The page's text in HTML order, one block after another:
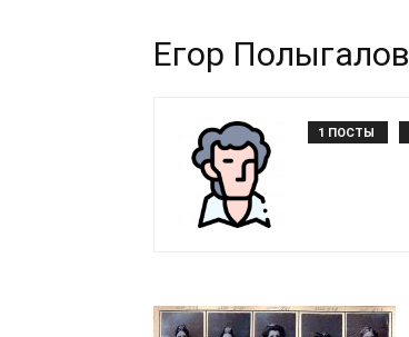
Егор Полыгалов
1 ПОСТЫ